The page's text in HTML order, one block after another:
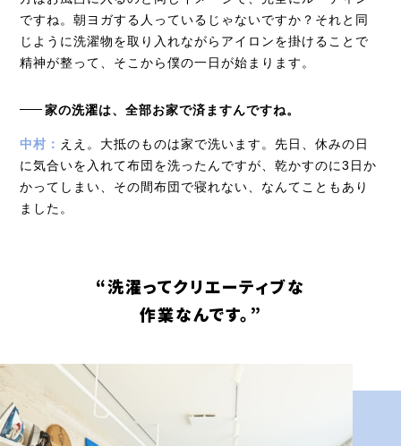
ですね。朝ヨガする人っているじゃないですか？それと同
じように洗濯物を取り入れながらアイロンを掛けることで
精神が整って、そこから僕の一日が始まります。
家の洗濯は、全部お家で済ますんですね。
中村： ええ。大抵のものは家で洗います。先日、休みの日
に気合いを入れて布団を洗ったんですが、乾かすのに3日か
かってしまい、その間布団で寝れない、なんてこともあり
ました。
“洗濯ってクリエーティブな
作業なんです。”